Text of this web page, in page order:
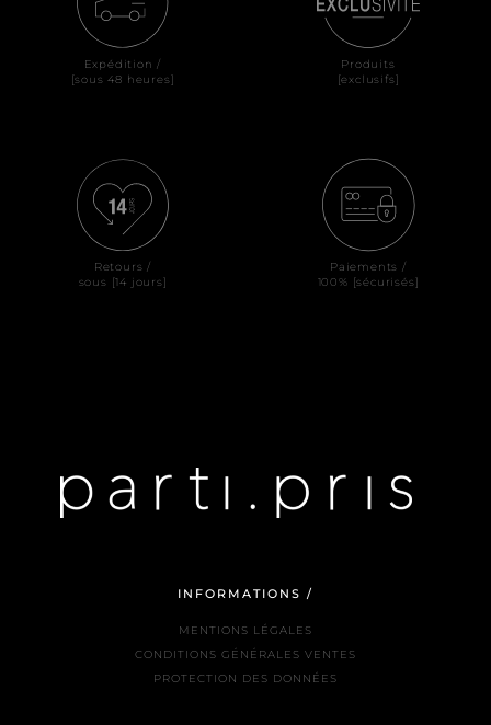
Expédition /
[sous 48 heures]
Produits
[exclusifs]
Retours /
sous [14 jours]
Paiements /
100% [sécurisés]
INFORMATIONS /
MENTIONS LÉGALES
CONDITIONS GÉNÉRALES VENTES
PROTECTION DES DONNÉES